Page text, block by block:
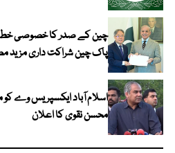
چین کے صدر کا خصوصی خط
پاک چین شراکت داری مزید
اسلام آباد ایکسپریس وے کو
محسن نقوی کا اعلان